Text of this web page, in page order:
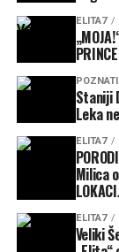
ELITA7
POZNATI
Staniji
Leka
ELITA7
Milica
ELITA7
Veliki